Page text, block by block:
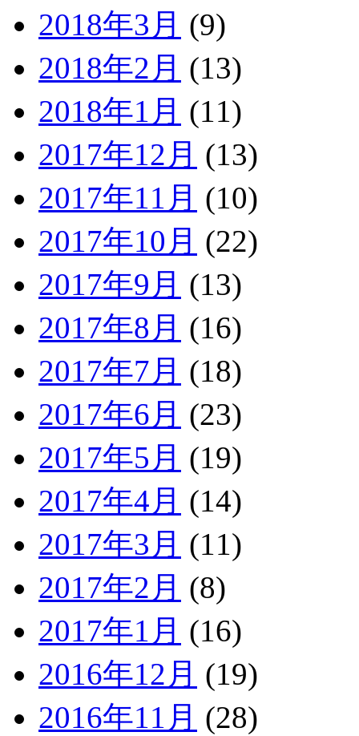
2018年3月 (9)
2018年2月 (13)
2018年1月 (11)
2017年12月 (13)
2017年11月 (10)
2017年10月 (22)
2017年9月 (13)
2017年8月 (16)
2017年7月 (18)
2017年6月 (23)
2017年5月 (19)
2017年4月 (14)
2017年3月 (11)
2017年2月 (8)
2017年1月 (16)
2016年12月 (19)
2016年11月 (28)